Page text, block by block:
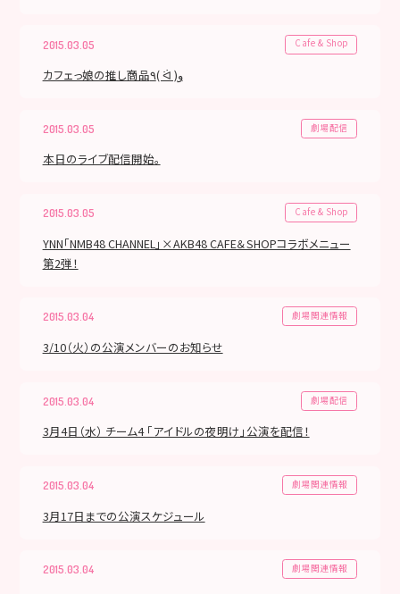
2015.03.05 Cafe & Shop
カフェっ娘の推し商品٩( ᐛ )و
2015.03.05 劇場配信
本日のライブ配信開始。
2015.03.05 Cafe & Shop
YNN「NMB48 CHANNEL」×AKB48 CAFE＆SHOPコラボメニュー
第2弾！
2015.03.04 劇場関連情報
3/10（火）の公演メンバーのお知らせ
2015.03.04 劇場配信
3月4日（水） チーム4 「アイドルの夜明け」公演を配信！
2015.03.04 劇場関連情報
3月17日までの公演スケジュール
2015.03.04 劇場関連情報